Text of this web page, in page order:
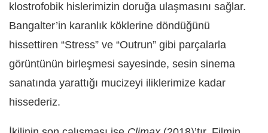
klostrofobik hislerimizin doruğa ulaşmasını sağlar.
Bangalter’in karanlık köklerine döndüğünü
hissettiren “Stress” ve “Outrun” gibi parçalarla
görüntünün birleşmesi sayesinde, sesin sinema
sanatında yarattığı mucizeyi iliklerimize kadar
hissederiz.